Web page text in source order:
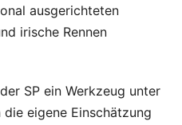
ausgerichteten
irische Rennen
SP ein Werkzeug unter
eigene Einschätzung